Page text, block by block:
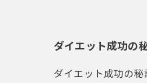
ダイエット成功の
ダイエット成功の